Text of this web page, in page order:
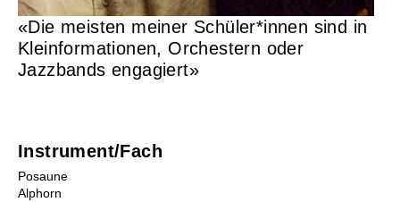
Schultarife
Ortsvertretungen
Info-Tag / Schnuppern
Instrumentenwahl
Tandem
«Die meisten meiner Schüler*innen sind in
Kleinformationen, Orchestern oder
Jazzbands engagiert»
Instrument/Fach
Posaune
Alphorn